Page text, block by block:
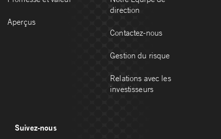
Aperçus
direction
Contactez-nous
Gestion du risque
Relations avec les
investisseurs
Suivez-nous